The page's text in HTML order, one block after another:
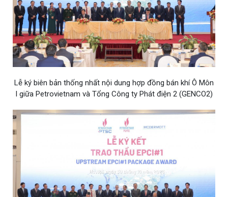
Lễ ký biên bản thống nhất nội dung hợp đồng bán khí Ô Môn
I giữa Petrovietnam và Tổng Công ty Phát điện 2 (GENCO2)